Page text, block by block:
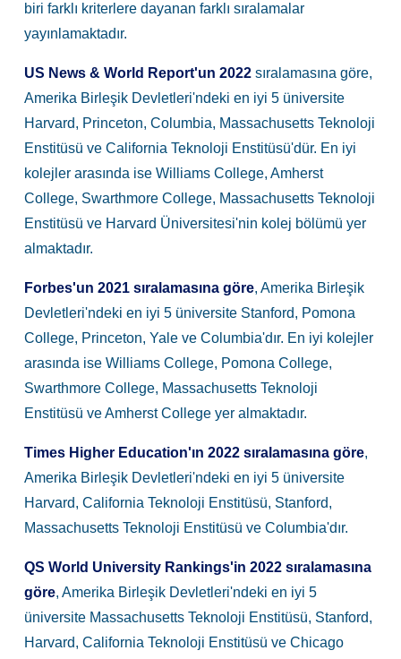
biri farklı kriterlere dayanan farklı sıralamalar
yayınlamaktadır.
US News & World Report'un 2022 sıralamasına göre,
Amerika Birleşik Devletleri'ndeki en iyi 5 üniversite
Harvard, Princeton, Columbia, Massachusetts Teknoloji
Enstitüsü ve California Teknoloji Enstitüsü'dür. En iyi
kolejler arasında ise Williams College, Amherst
College, Swarthmore College, Massachusetts Teknoloji
Enstitüsü ve Harvard Üniversitesi'nin kolej bölümü yer
almaktadır.
Forbes'un 2021 sıralamasına göre, Amerika Birleşik
Devletleri'ndeki en iyi 5 üniversite Stanford, Pomona
College, Princeton, Yale ve Columbia'dır. En iyi kolejler
arasında ise Williams College, Pomona College,
Swarthmore College, Massachusetts Teknoloji
Enstitüsü ve Amherst College yer almaktadır.
Times Higher Education'ın 2022 sıralamasına göre,
Amerika Birleşik Devletleri'ndeki en iyi 5 üniversite
Harvard, California Teknoloji Enstitüsü, Stanford,
Massachusetts Teknoloji Enstitüsü ve Columbia'dır.
QS World University Rankings'in 2022 sıralamasına
göre, Amerika Birleşik Devletleri'ndeki en iyi 5
üniversite Massachusetts Teknoloji Enstitüsü, Stanford,
Harvard, California Teknoloji Enstitüsü ve Chicago